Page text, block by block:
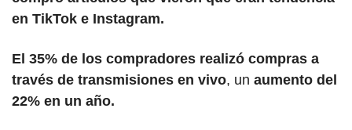
en TikTok e Instagram.
El 35% de los compradores realizó compras a
través de transmisiones en vivo, un aumento del
22% en un año.